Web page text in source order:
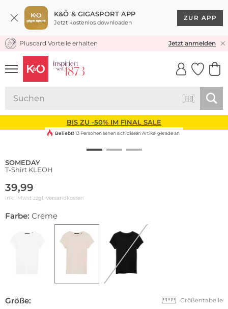
K&Ö & GIGASPORT APP
Jetzt kostenlos downloaden
ZUR APP
KOSTENLOSER VERSAND* & RÜCKVERSAND
Pluscard Vorteile erhalten Jetzt anmelden
UNSERE APP
CLICK &
BIS ZU -50% IM FINAL SALE
Beliebt! 13 Personen sehen sich diesen Artikel gerade an
SOMEDAY
T-Shirt KLEOH
39,99
inkl. Mwst zzgl. Versandkosten
Farbe: Creme
Größe: Größentabelle